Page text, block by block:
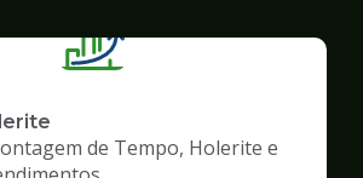
de Tempo, Holerite e